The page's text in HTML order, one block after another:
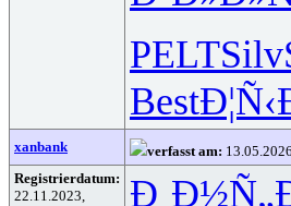
PELTSilv
Best
xanbank verfasst am:
Registrierdatum:
22.11.2023,